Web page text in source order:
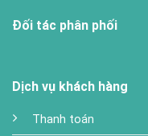
Đối tác phân phối
Dịch vụ khách hàng
Thanh toán